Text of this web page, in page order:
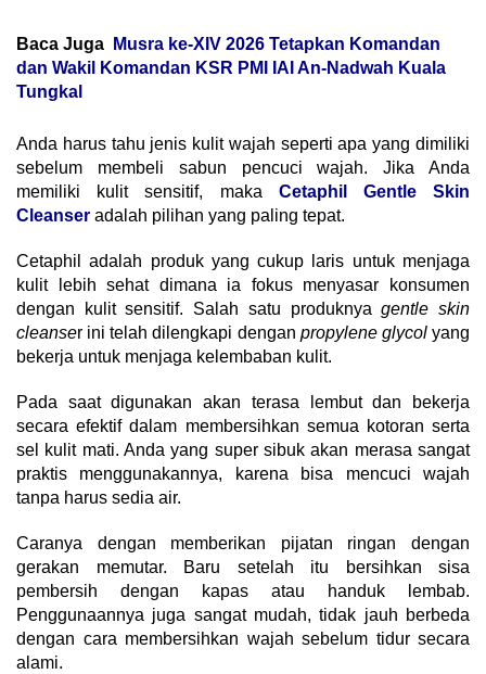
Baca Juga
Musra ke-XIV 2026 Tetapkan Komandan
dan Wakil Komandan KSR PMI IAI An-Nadwah Kuala
Tungkal
Anda harus tahu jenis kulit wajah seperti apa yang dimiliki
sebelum membeli sabun pencuci wajah. Jika Anda
memiliki kulit sensitif, maka Cetaphil Gentle Skin
Cleanser adalah pilihan yang paling tepat.
Cetaphil adalah produk yang cukup laris untuk menjaga
kulit lebih sehat dimana ia fokus menyasar konsumen
dengan kulit sensitif. Salah satu produknyagentle skin
cleanser ini telah dilengkapi dengan propylene glycolyang
bekerja untuk menjaga kelembaban kulit.
Pada saat digunakan akan terasa lembut dan bekerja
secara efektif dalam membersihkan semua kotoran serta
sel kulit mati. Anda yang super sibuk akan merasa sangat
praktis menggunakannya, karena bisa mencuci wajah
tanpa harus sedia air.
Caranya dengan memberikan pijatan ringan dengan
gerakan memutar. Baru setelah itu bersihkan sisa
pembersih dengan kapas atau handuk lembab.
Penggunaannya juga sangat mudah, tidak jauh berbeda
dengan cara membersihkan wajah sebelum tidur secara
alami.